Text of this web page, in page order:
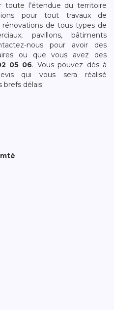
toute l’étendue du territoire
pour tout travaux de
de tous types de
pavillons, bâtiments
nous pour avoir des
ou que vous avez des
05 06. Vous pouvez dès à
qui vous sera réalisé
délais.